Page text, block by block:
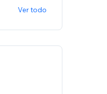
Ver todo